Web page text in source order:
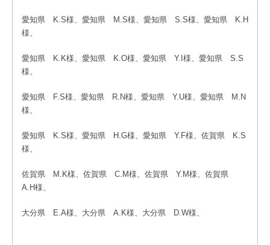
愛知県 K.S様、愛知県 M.S様、愛知県 S.S様、愛知県 K.H
様、
愛知県 K.K様、愛知県 K.O様、愛知県 Y.I様、愛知県 S.S
様、
愛知県 F.S様、愛知県 R.N様、愛知県 Y.U様、愛知県 M.N
様、
愛知県 K.S様、愛知県 H.G様、愛知県 Y.F様、佐賀県 K.S
様、
佐賀県 M.K様、佐賀県 C.M様、佐賀県 Y.M様、佐賀県
A.H様、
大分県 E.A様、大分県 A.K様、大分県 D.W様、